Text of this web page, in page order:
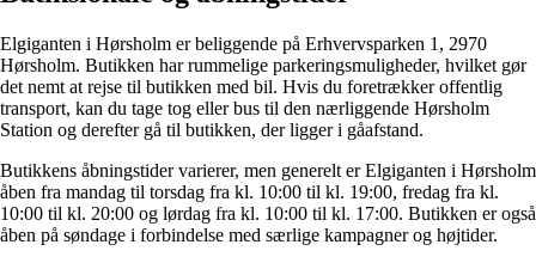
Elgiganten i Hørsholm er beliggende på Erhvervsparken 1, 2970
Hørsholm. Butikken har rummelige parkeringsmuligheder, hvilket gør
det nemt at rejse til butikken med bil. Hvis du foretrækker offentlig
transport, kan du tage tog eller bus til den nærliggende Hørsholm
Station og derefter gå til butikken, der ligger i gåafstand.
Butikkens åbningstider varierer, men generelt er Elgiganten i Hørsholm
åben fra mandag til torsdag fra kl. 10:00 til kl. 19:00, fredag fra kl.
10:00 til kl. 20:00 og lørdag fra kl. 10:00 til kl. 17:00. Butikken er også
åben på søndage i forbindelse med særlige kampagner og højtider.